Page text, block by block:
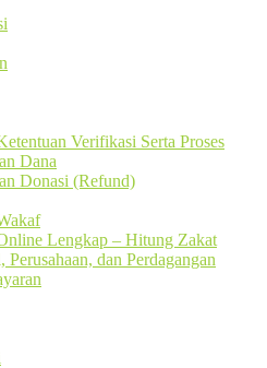
Verifikasi Serta Proses
Dana
Donasi (Refund)
Lengkap – Hitung Zakat
Perusahaan, dan Perdagangan